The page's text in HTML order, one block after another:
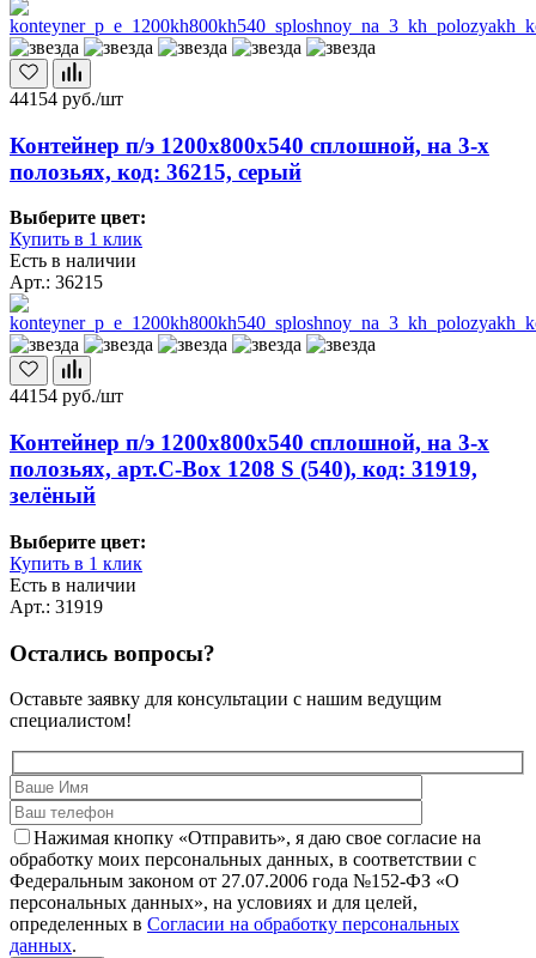
44154 руб./шт
Контейнер п/э 1200х800х540 сплошной, на 3-х
полозьях, код: 36215, серый
Выберите цвет:
Купить в 1 клик
Есть в наличии
Арт.: 36215
44154 руб./шт
Контейнер п/э 1200х800х540 сплошной, на 3-х
полозьях, арт.C-Box 1208 S (540), код: 31919,
зелёный
Выберите цвет:
Купить в 1 клик
Есть в наличии
Арт.: 31919
Остались вопросы?
Оставьте заявку для консультации с нашим ведущим
специалистом!
Нажимая кнопку «Отправить», я даю свое согласие на
обработку моих персональных данных, в соответствии с
Федеральным законом от 27.07.2006 года №152-ФЗ «О
персональных данных», на условиях и для целей,
определенных в Согласии на обработку персональных
данных.